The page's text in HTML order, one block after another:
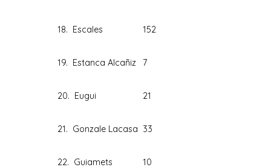
18. Escales 152
19. Estanca Alcañiz 7
20. Eugui 21
21. Gonzale Lacasa 33
22. Guiamets 10